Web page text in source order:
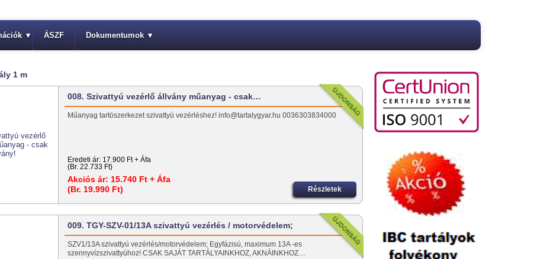
▾ ÁSZF Dokumentumok ▾
1 m
008. Szivattyú vezérlő állvány műanyag - csak…
Műanyag tartószerkezet szivattyú vezérléshez! info@tartalygyar.hu 0036303834000
Eredeti ár: 17.900 Ft + Áfa
(Br. 22.733 Ft)
Akciós ár: 15.740 Ft + Áfa
(Br. 19.990 Ft)
Részletek
009. TGY-SZV-01/13A szivattyú vezérlés / motorvédelem;
SZV1/13A szivattyú vezérlés/motorvédelem; Egyfázisú, maximum 13A -es
szennyvízszivattyúhoz! CSAK SAJÁT TARTÁLYAINKHOZ, AKNÁINKHOZ…